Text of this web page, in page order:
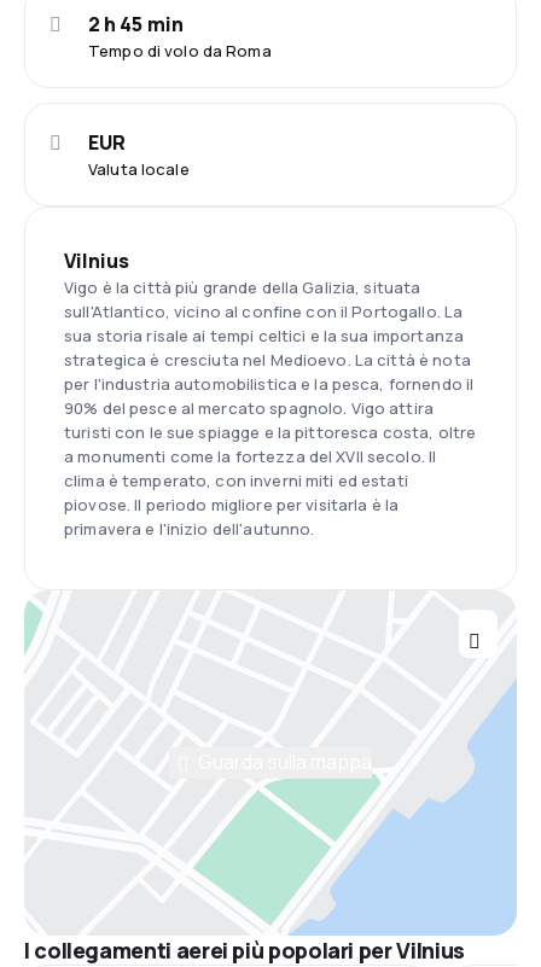
Tempo di volo da Roma
2 h 45 min
Valuta locale
EUR
Vilnius
Vigo è la città più grande della Galizia, situata
sull'Atlantico, vicino al confine con il Portogallo. La
sua storia risale ai tempi celtici e la sua importanza
strategica è cresciuta nel Medioevo. La città è nota
per l'industria automobilistica e la pesca, fornendo il
90% del pesce al mercato spagnolo. Vigo attira
turisti con le sue spiagge e la pittoresca costa, oltre
a monumenti come la fortezza del XVII secolo. Il
clima è temperato, con inverni miti ed estati
piovose. Il periodo migliore per visitarla è la
primavera e l'inizio dell'autunno.
I collegamenti aerei più popolari per Vilnius